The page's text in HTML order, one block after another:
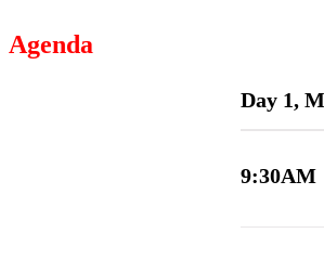
Agenda
Day 1,
9:30AM